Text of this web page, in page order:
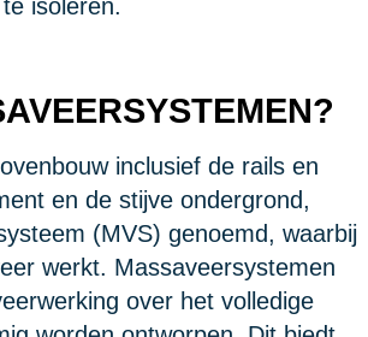
isoleren.
inclusief de rails en
en de stijve ondergrond,
(MVS) genoemd, waarbij
werkt. Massaveersystemen
over het volledige